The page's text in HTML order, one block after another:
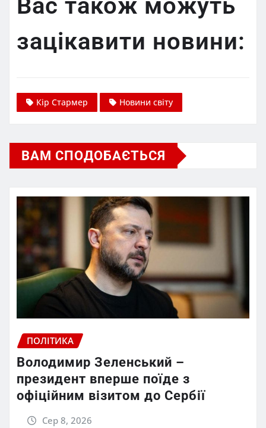
зацікавити новини:
Кір Стармер Новини світу
ВАМ СПОДОБАЄТЬСЯ
ПОЛІТИКА
Володимир Зеленський –
президент вперше поїде з
офіційним візитом до Сербії
Сер 8, 2026